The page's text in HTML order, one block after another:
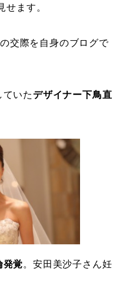
せます。
交際を自身のブログで
いたデザイナー下鳥直
発覚。安田美沙子さん妊